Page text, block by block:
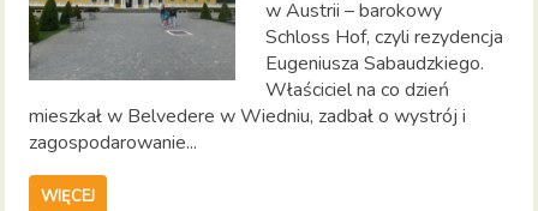
w Austrii – barokowy
Schloss Hof, czyli rezydencja
Eugeniusza Sabaudzkiego.
Właściciel na co dzień
mieszkał w Belvedere w Wiedniu, zadbał o wystrój i
zagospodarowanie...
WIĘCEJ